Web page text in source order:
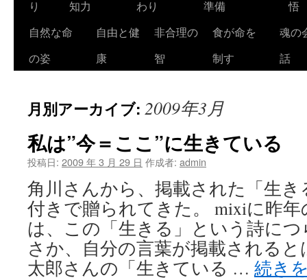
キ
り
知力
わり
準備
悟
自然な命
の姿
自由と健
康
非合理の
智
食が命を
制す
魂の
話
月別アーカイブ: 2009年3月
私は”今＝ここ”に生きている
投稿日: 2009 年 3 月 29 日 作成者: admin
角川さんから、掲載された「生き
付きで贈られてきた。 mixiに昨
は、この「生きる」という詩に
さか、自分の言葉が掲載されると
太郎さんの「生きている … 続き